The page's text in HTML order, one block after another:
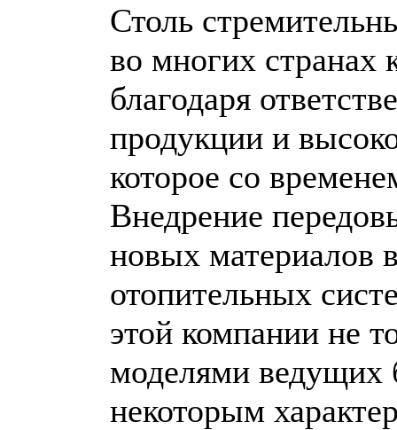
Столь
во многих странах
благодаря
продукции и
которое со
Внедрение
новых материалов
отопительных
этой компании не
моделями ведущих
некоторым